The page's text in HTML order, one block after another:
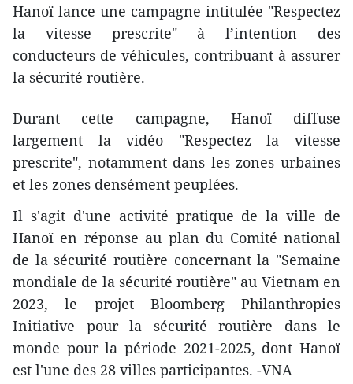
Hanoï lance une campagne intitulée "Respectez
la vitesse prescrite" à l’intention des
conducteurs de véhicules, contribuant à assurer
la sécurité routière.
Durant cette campagne, Hanoï diffuse
largement la vidéo "Respectez la vitesse
prescrite", notamment dans les zones urbaines
et les zones densément peuplées.
Il s'agit d'une activité pratique de la ville de
Hanoï en réponse au plan du Comité national
de la sécurité routière concernant la "Semaine
mondiale de la sécurité routière" au Vietnam en
2023, le projet Bloomberg Philanthropies
Initiative pour la sécurité routière dans le
monde pour la période 2021-2025, dont Hanoï
est l'une des 28 villes participantes. -VNA